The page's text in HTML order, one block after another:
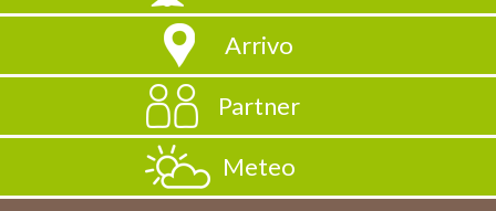
Arrivo
Partner
Meteo